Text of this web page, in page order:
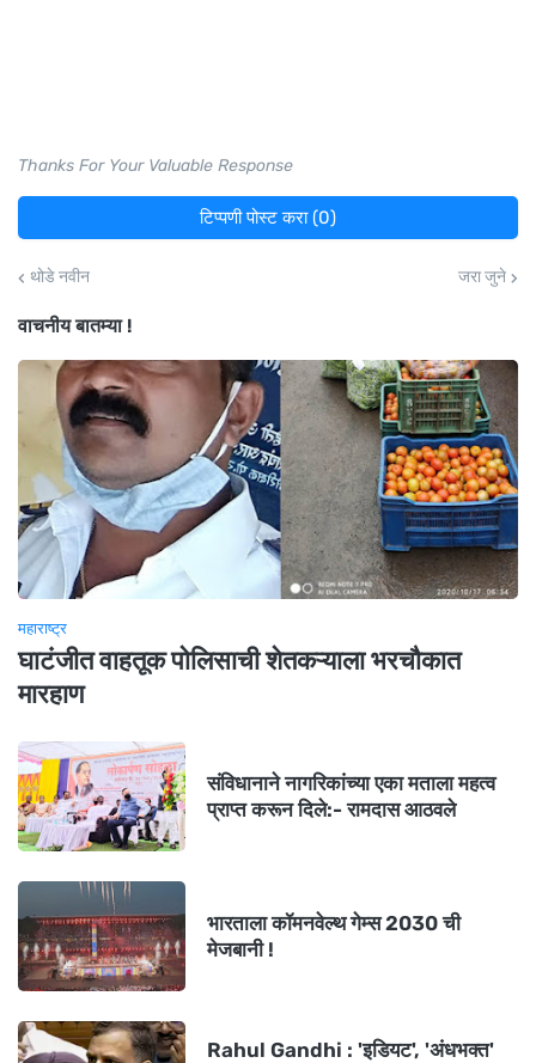
Thanks For Your Valuable Response
टिप्पणी पोस्ट करा (0)
थोडे नवीन जरा जुने
वाचनीय बातम्या !
महाराष्ट्र
घाटंजीत वाहतूक पोलिसाची शेतकऱ्याला भरचौकात
मारहाण
संविधानाने नागरिकांच्या एका मताला महत्व
प्राप्त करून दिले:- रामदास आठवले
भारताला कॉमनवेल्थ गेम्स 2030 ची
मेजबानी !
Rahul Gandhi : 'इडियट', 'अंधभक्त'